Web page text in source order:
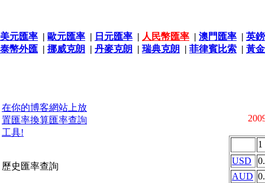
美元匯率 | 歐元匯率 | 日元匯率 | 人民幣匯率 | 澳門匯率 | 英
泰幣外匯 | 挪威克朗 | 丹麥克朗 | 瑞典克朗 | 菲律賓比索 | 黃
在你的博客網站上放
置匯率換算匯率查詢
工具!
歷史匯率查詢
1
USD
AUD